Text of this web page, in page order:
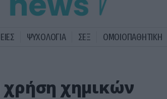
ΨΥΧΟΛΟΓΙΑ ΣΕΞ ΟΜΟΙΟΠΑΘΗΤΙΚΗ
χρήση χημικών